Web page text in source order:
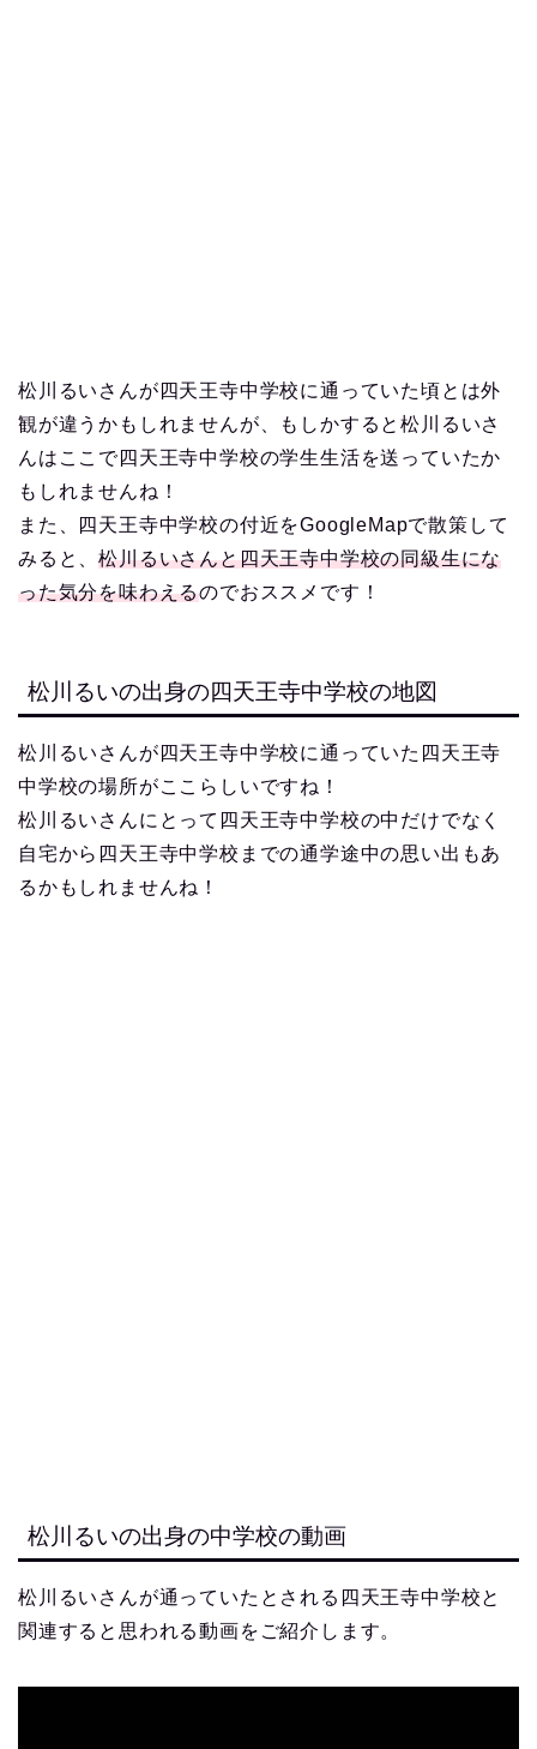
松川るいさんが四天王寺中学校に通っていた頃とは外
観が違うかもしれませんが、もしかすると松川るいさ
んはここで四天王寺中学校の学生生活を送っていたか
もしれませんね！
また、四天王寺中学校の付近をGoogleMapで散策して
みると、松川るいさんと四天王寺中学校の同級生にな
った気分を味わえるのでおススメです！
松川るいの出身の四天王寺中学校の地図
松川るいさんが四天王寺中学校に通っていた四天王寺
中学校の場所がここらしいですね！
松川るいさんにとって四天王寺中学校の中だけでなく
自宅から四天王寺中学校までの通学途中の思い出もあ
るかもしれませんね！
松川るいの出身の中学校の動画
松川るいさんが通っていたとされる四天王寺中学校と
関連すると思われる動画をご紹介します。